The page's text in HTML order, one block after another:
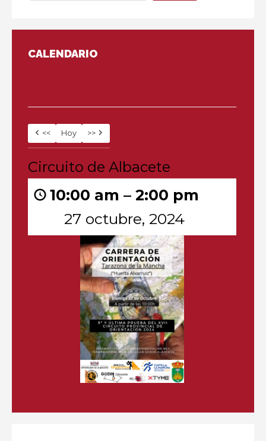
CALENDARIO
<< Hoy >>
Circuito
de
Circuito de Albacete
10:00 am – 2:00 pm
27 octubre, 2024